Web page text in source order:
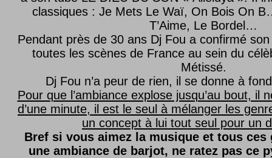
classiques : Je Mets Le Waï, On Bois On
T’Aime, Le Bordel…
Pendant près de 30 ans Dj Fou a confirmé son
toutes les scènes de France au sein du
Métissé.
Dj Fou n’a peur de rien, il se donne à
Pour que l’ambiance explose jusqu’au bout, il
d’une minute, il est le seul à mélanger les
un concept à lui tout seul pour un
Bref si vous aimez la musique et tous ces
une ambiance de barjot, ne ratez pas ce